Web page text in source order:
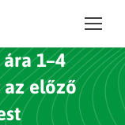
1–4
előző